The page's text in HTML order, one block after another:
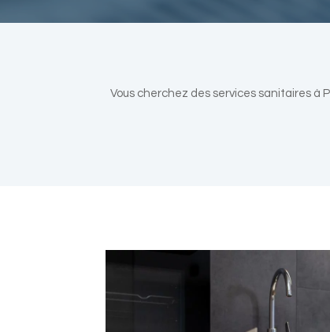
Vous cherchez des services sanitaires à